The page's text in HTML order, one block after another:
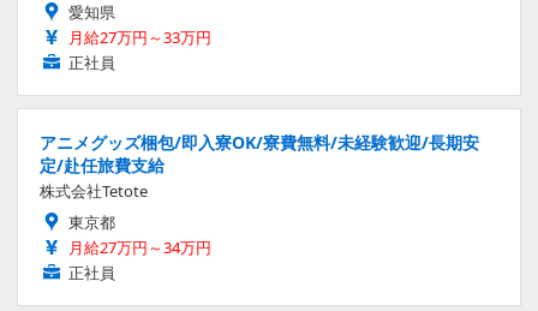
愛知県
月給27万円～33万円
正社員
アニメグッズ梱包/即入寮OK/寮費無料/未経験歓迎/長期安
定/赴任旅費支給
株式会社Tetote
東京都
月給27万円～34万円
正社員